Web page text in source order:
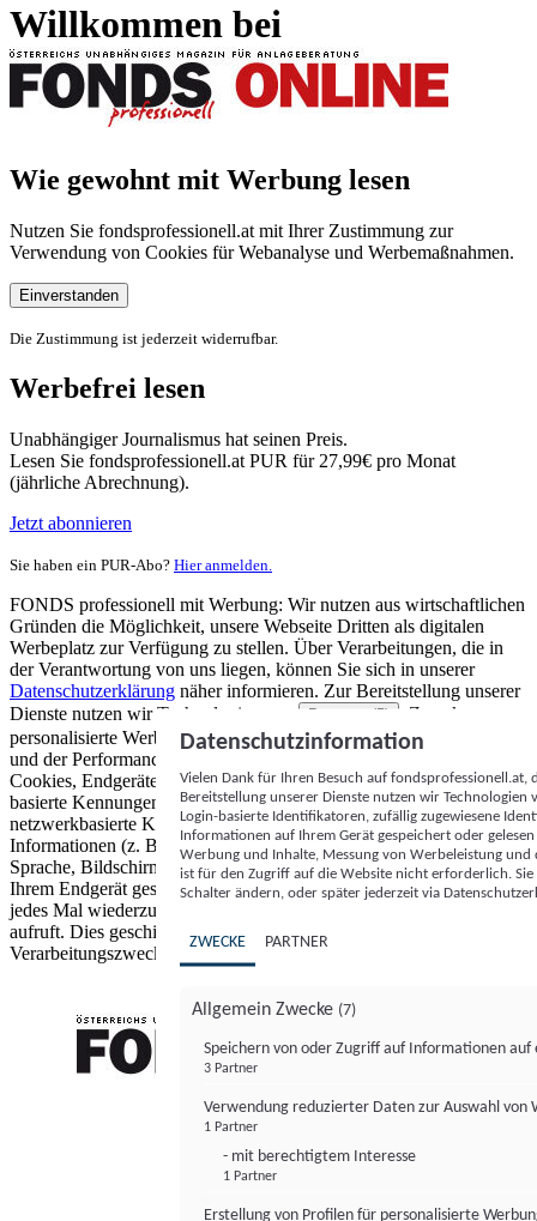
Willkommen bei
Wie gewohnt mit Werbung lesen
Nutzen Sie fondsprofessionell.at mit Ihrer Zustimmung zur
Verwendung von Cookies für Webanalyse und Werbemaßnahmen.
Einverstanden
Die Zustimmung ist jederzeit widerrufbar.
Werbefrei lesen
Unabhängiger Journalismus hat seinen Preis.
Lesen Sie fondsprofessionell.at PUR für 27,99€ pro Monat
(jährliche Abrechnung).
Jetzt abonnieren
Sie haben ein PUR-Abo? Hier anmelden.
FONDS professionell mit Werbung: Wir nutzen aus wirtschaftlichen
Gründen die Möglichkeit, unsere Webseite Dritten als digitalen
Werbeplatz zur Verfügung zu stellen. Über Verarbeitungen, die in
der Verantwortung von uns liegen, können Sie sich in unserer
Datenschutzerklärung näher informieren. Zur Bereitstellung unserer
Dienste nutzen wir Technologien von
Partnern (5)
. Zwecke:
personalisierte Werbung und Inhalte, Messung von Werbeleistung
und der Performance von Inhalten sowie Zielgruppenforschung.
Cookies, Endgeräte- oder ähnliche Online-Kennungen (z. B. login-
basierte Kennungen, zufällig generierte Kennungen,
netzwerkbasierte Kennungen) können zusammen mit anderen
Informationen (z. B. Browsertyp und Browserinformationen,
Sprache, Bildschirmgröße, unterstützte Technologien usw.) auf
Ihrem Endgerät gespeichert oder von dort ausgelesen werden, um es
jedes Mal wiederzuerkennen, wenn es eine App oder einer Webseite
aufruft. Dies geschieht für einen oder mehrere der hier aufgeführten
Verarbeitungszwecke.
Datenschutzinformation
Vielen Dank für Ihren Besuch auf
Bereitstellung unserer Dienste nutzen wir Technologien
Login-basierte Identifikatoren, zufällig zugewiesene
Informationen auf Ihrem Gerät gespeichert oder
Werbung und Inhalte, Messung von Werbeleistung
ist für den Zugriff auf die Website nicht erforderlich.
Schalter ändern, oder später jederzeit via
ZWECKE PARTNER
Allgemein Zwecke (7)
Speichern von oder Zugriff auf Informationen auf
3 Partner
Verwendung reduzierter Daten zur Auswahl von
1 Partner
- mit berechtigtem Interesse
1 Partner
Erstellung von Profilen für personalisierte
FONDS professionell